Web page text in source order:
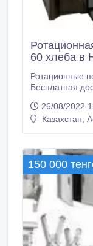
60 хлеба в
Ротационные
Бесплатная
Обучение
Техническая
26/08/2022
Казахстан,
150 000